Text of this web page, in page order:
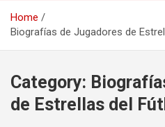
Home
Biografías de Jugadores de
Category:
de Estrellas del